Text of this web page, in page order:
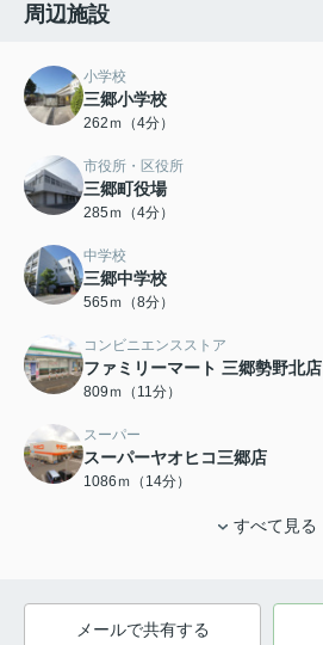
周辺施設
小学校
三郷小学校
262ｍ（4分）
市役所・区役所
三郷町役場
285ｍ（4分）
中学校
三郷中学校
565ｍ（8分）
コンビニエンスストア
ファミリーマート 三郷勢野北店
809ｍ（11分）
スーパー
スーパーヤオヒコ三郷店
1086ｍ（14分）
すべて見る
メールで共有する